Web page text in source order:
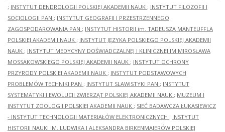
; INSTYTUT DENDROLOGII POLSKIEJ AKADEMII NAUK ; INSTYTUT FILOZOFII I
SOCJOLOGII PAN ; INSTYTUT GEOGRAFII I PRZESTRZENNEGO
ZAGOSPODAROWANIA PAN ; INSTYTUT HISTORII im. TADEUSZA MANTEUFFLA
POLSKIEJ AKADEMII NAUK ; INSTYTUT JĘZYKA POLSKIEGO POLSKIEJ AKADEMII
NAUK ; INSTYTUT MEDYCYNY DOŚWIADCZALNEJ I KLINICZNEJ IM.MIROSŁAWA
MOSSAKOWSKIEGO POLSKIEJ AKADEMII NAUK ; INSTYTUT OCHRONY
PRZYRODY POLSKIEJ AKADEMII NAUK ; INSTYTUT PODSTAWOWYCH
PROBLEMÓW TECHNIKI PAN ; INSTYTUT SLAWISTYKI PAN ; INSTYTUT
SYSTEMATYKI I EWOLUCJI ZWIERZĄT POLSKIEJ AKADEMII NAUK ; MUZEUM I
INSTYTUT ZOOLOGII POLSKIEJ AKADEMII NAUK ; SIEĆ BADAWCZA ŁUKASIEWICZ
- INSTYTUT TECHNOLOGII MATERIAŁÓW ELEKTRONICZNYCH ; INSTYTUT
HISTORII NAUKI IM. LUDWIKA I ALEKSANDRA BIRKENMAJERÓW POLSKIEJ